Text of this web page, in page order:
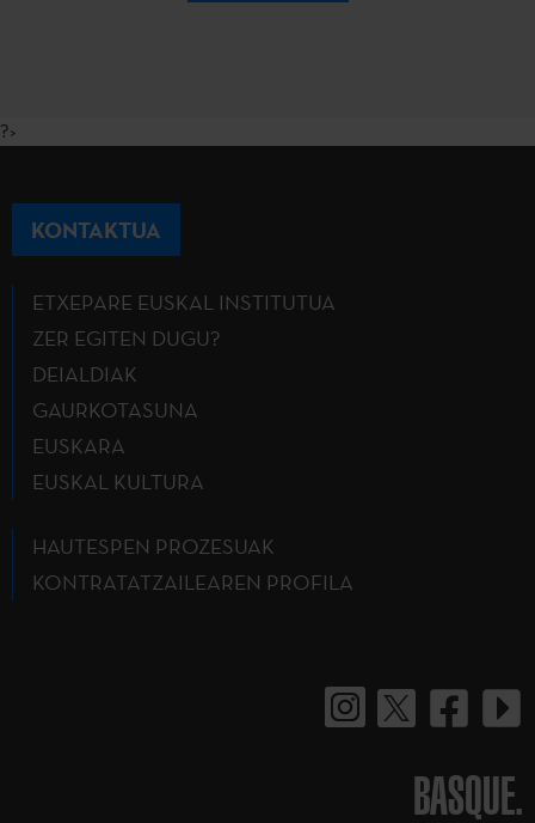
?>
KONTAKTUA
ETXEPARE EUSKAL INSTITUTUA
ZER EGITEN DUGU?
DEIALDIAK
GAURKOTASUNA
EUSKARA
EUSKAL KULTURA
HAUTESPEN PROZESUAK
KONTRATATZAILEAREN PROFILA
BASQUE.